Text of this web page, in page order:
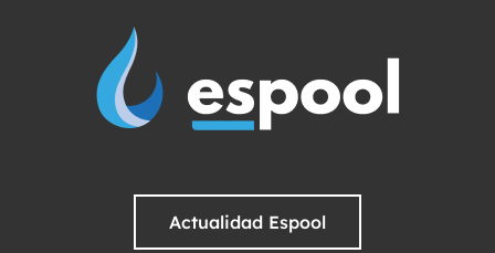
Actualidad Espool